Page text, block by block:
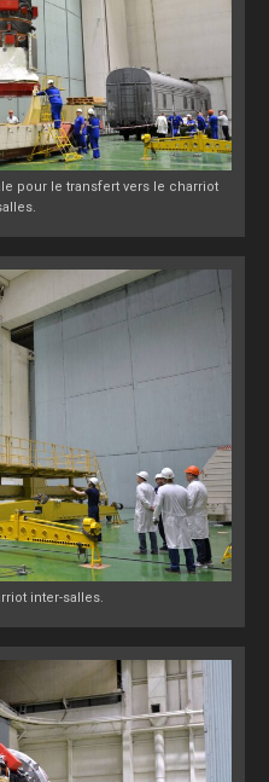
pour le transfert vers le charriot
inter-salles.